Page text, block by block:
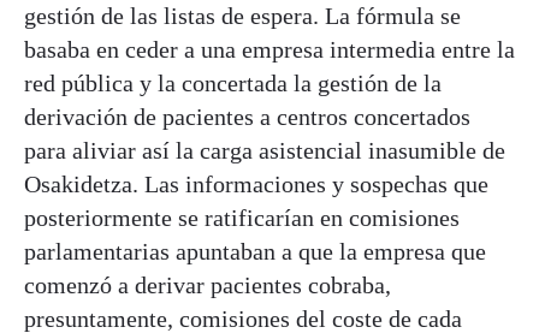
gestión de las listas de espera. La fórmula se
basaba en ceder a una empresa intermedia entre la
red pública y la concertada la gestión de la
derivación de pacientes a centros concertados
para aliviar así la carga asistencial inasumible de
Osakidetza. Las informaciones y sospechas que
posteriormente se ratificarían en comisiones
parlamentarias apuntaban a que la empresa que
comenzó a derivar pacientes cobraba,
presuntamente, comisiones del coste de cada